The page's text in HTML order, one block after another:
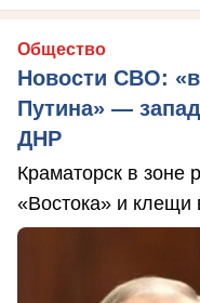
Общество
Новости СВО:
Путина» —
ДНР
Краматорск в зоне
«Востока» и клещи